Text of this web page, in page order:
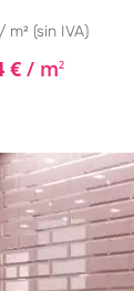
(sin IVA)
€ / m2